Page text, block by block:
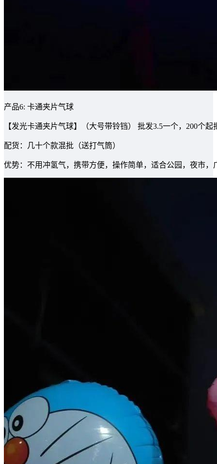
产品6: 卡通夹片气球
【发光卡通夹片气球】（大号带铃铛） 批发3.5一个，200个起
配货：几十个款混批（送打气筒）
优势：不用冲氢气，携带方便，操作简单，适合公园，夜市，